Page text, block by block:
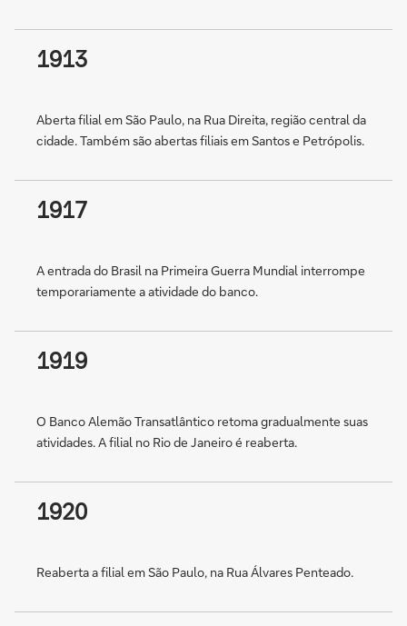
1913
Aberta filial em São Paulo, na Rua Direita, região central da
cidade. Também são abertas filiais em Santos e Petrópolis.
1917
A entrada do Brasil na Primeira Guerra Mundial interrompe
temporariamente a atividade do banco.
1919
O Banco Alemão Transatlântico retoma gradualmente suas
atividades. A filial no Rio de Janeiro é reaberta.
1920
Reaberta a filial em São Paulo, na Rua Álvares Penteado.